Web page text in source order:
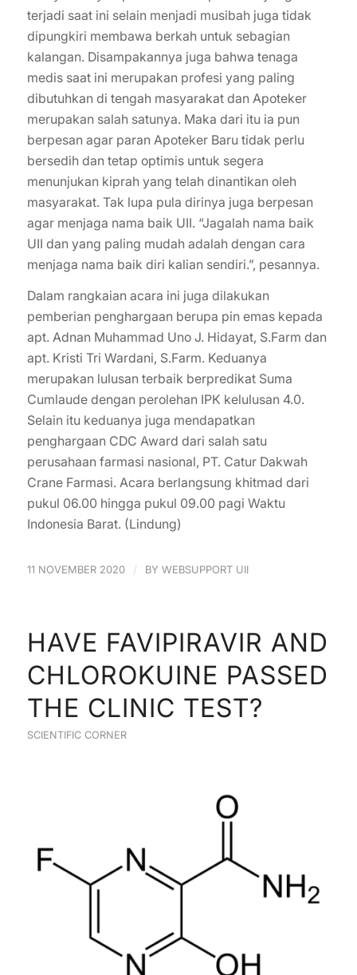
terjadi saat ini selain menjadi musibah juga tidak
dipungkiri membawa berkah untuk sebagian
kalangan. Disampakannya juga bahwa tenaga
medis saat ini merupakan profesi yang paling
dibutuhkan di tengah masyarakat dan Apoteker
merupakan salah satunya. Maka dari itu ia pun
berpesan agar paran Apoteker Baru tidak perlu
bersedih dan tetap optimis untuk segera
menunjukan kiprah yang telah dinantikan oleh
masyarakat. Tak lupa pula dirinya juga berpesan
agar menjaga nama baik UII. “Jagalah nama baik
UII dan yang paling mudah adalah dengan cara
menjaga nama baik diri kalian sendiri.”, pesannya.
Dalam rangkaian acara ini juga dilakukan
pemberian penghargaan berupa pin emas kepada
apt. Adnan Muhammad Uno J. Hidayat, S.Farm dan
apt. Kristi Tri Wardani, S.Farm. Keduanya
merupakan lulusan terbaik berpredikat Suma
Cumlaude dengan perolehan IPK kelulusan 4.0.
Selain itu keduanya juga mendapatkan
penghargaan CDC Award dari salah satu
perusahaan farmasi nasional, PT. Catur Dakwah
Crane Farmasi. Acara berlangsung khitmad dari
pukul 06.00 hingga pukul 09.00 pagi Waktu
Indonesia Barat. (Lindung)
11 NOVEMBER 2020 / BY WEBSUPPORT UII
HAVE FAVIPIRAVIR AND
CHLOROKUINE PASSED
THE CLINIC TEST?
SCIENTIFIC CORNER